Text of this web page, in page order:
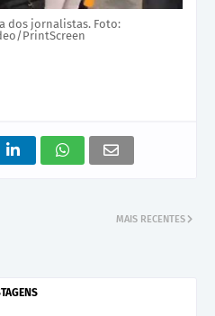
dos jornalistas. Foto:
PrintScreen
MAIS RECENTES